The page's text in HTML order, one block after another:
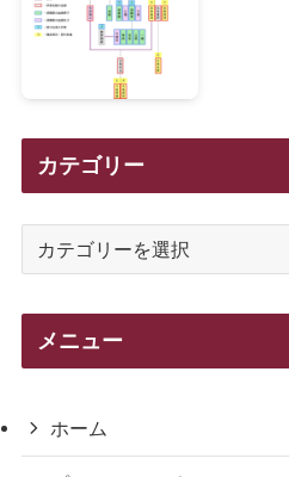
カテゴリー
メニュー
ホーム